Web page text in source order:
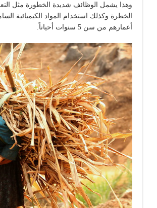
وهذا يشمل الوظائف شديدة الخطورة مثل
الخطرة وكذلك استخدام المواد الكيميائية
أعمارهم من سن 5 سنوات أحياناً.